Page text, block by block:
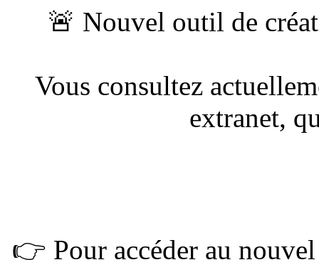
🚨 Nouvel outil de
Vous consultez
extranet,
👉 Pour accéder au